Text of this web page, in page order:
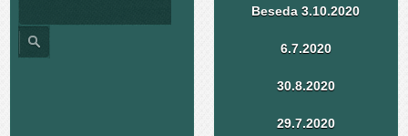
Beseda 3.10.2020
6.7.2020
30.8.2020
29.7.2020